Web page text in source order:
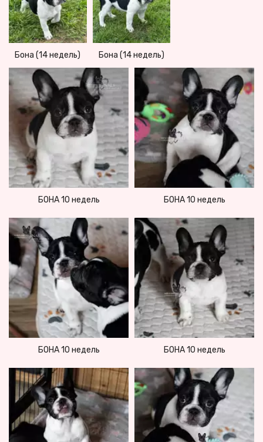
Бона (14 недель) Бона (14 недель)
БОНА 10 недель БОНА 10 недель
БОНА 10 недель БОНА 10 недель